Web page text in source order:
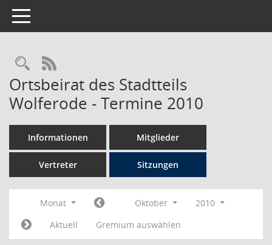
Toggle navigation
Rechercheauswahl
RSS-Feed
Ortsbeirat des Stadtteils
Wolferode - Termine 2010
Informationen Mitglieder
Vertreter Sitzungen
Monat Oktober
2010
Aktuell
Gremium auswählen